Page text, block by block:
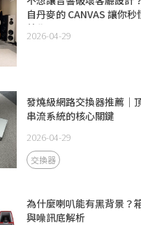
自丹麥的 CANVAS 讓你秒
美學
2026-04-29
發燒級網路交換器推薦｜
串流系統的核心關鍵
2026-04-29
交換器
為什麼喇叭能有黑背景？
與噪訊底解析